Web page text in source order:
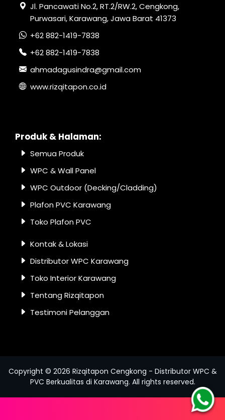
Jl. Pancawati No.2, RT.2/RW.2, Cengkong,
Purwasari, Karawang, Jawa Barat 41373
+62 882-1419-7838
+62 882-1419-7838
ahmadagusindra@gmail.com
www.rizqitapon.co.id
Produk & Halaman:
Semua Produk
WPC & Wall Panel
WPC Outdoor (Decking/Cladding)
Plafon PVC Karawang
Toko Plafon PVC
Kontak & Lokasi
Distributor WPC Karawang
Toko Interior Karawang
Tentang Rizqitapon
Testimoni Pelanggan
Copyright © 2026 Rizqitapon Cengkong - Distributor WPC &
PVC Berkualitas di Karawang. All rights reserved.